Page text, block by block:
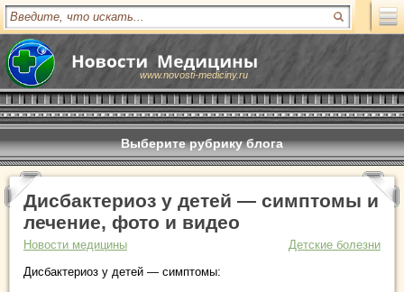
www.novosti-mediciny.ru
Выберите рубрику блога
Дисбактериоз у детей — симптомы и
лечение, фото и видео
Новости медицины
Детские болезни
Дисбактериоз у детей — симптомы: